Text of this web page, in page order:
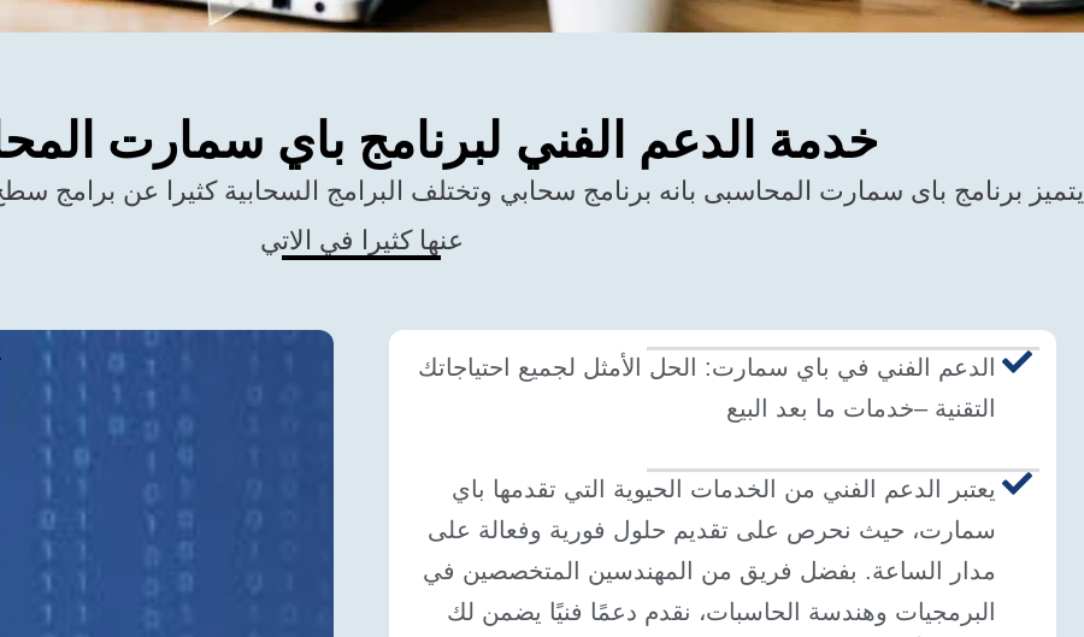
خدمة الدعم الفني لبرنامج باي سمارت
يتميز برنامج باى سمارت المحاسبى بانه برنامج سحابي وتختلف البرامج السحابية كثيرا عن برامج سطح
عنها كثيرا في الاتي
الدعم الفني في باي سمارت: الحل الأمثل لجميع احتياجاتك
التقنية –خدمات ما بعد البيع
يعتبر الدعم الفني من الخدمات الحيوية التي تقدمها باي
سمارت، حيث نحرص على تقديم حلول فورية وفعالة على
مدار الساعة. بفضل فريق من المهندسين المتخصصين في
البرمجيات وهندسة الحاسبات، نقدم دعمًا فنيًا يضمن لك